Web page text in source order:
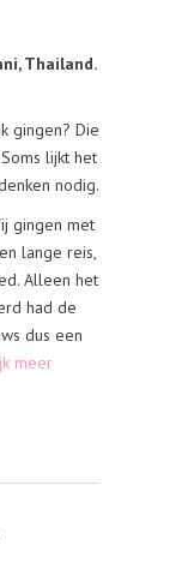
Thailand.
gingen? Die
Soms lijkt het
nodig.
gingen met
lange reis,
Alleen het
had de
dus een
meer